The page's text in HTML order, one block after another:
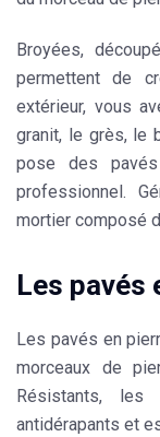
Broyées,
permettent de
extérieur, vous
granit, le grès, le
pose des
professionnel.
mortier composé
Les pavés
Les pavés en
morceaux de
Résistants, les
antidérapants et